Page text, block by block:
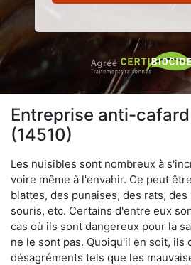
Entreprise anti-
(14510)
Les nuisibles sont nombreux à
voire même à l'envahir. Ce peut
blattes, des punaises, des rats,
souris, etc. Certains d'entre eux
cas où ils sont dangereux pour la
ne le sont pas. Quoiqu'il en soit, ils
désagréments tels que les